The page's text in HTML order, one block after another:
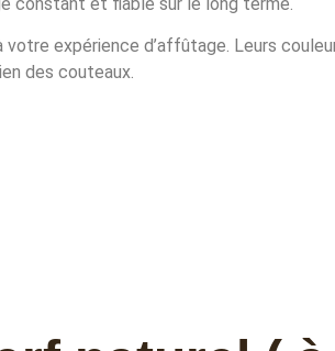
expérience d’affûtage. Leurs
des couteaux.